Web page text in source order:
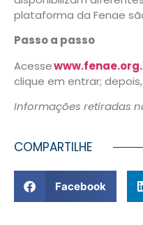
plataforma da Fenae
Passo a passo
Acesse
clique em entrar;
Informações retiradas
COMPARTILHE
Facebook